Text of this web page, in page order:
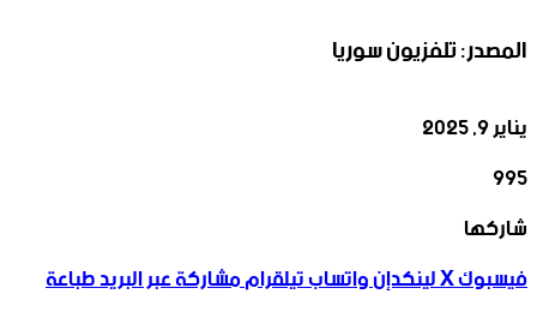
المصدر: تلفزيون سوريا
يناير 9, 2025
995
فيسبوك
‫X
لينكدإن
واتساب
تيلقرام
شاركها
فيسبوك‫Xلينكدإنواتسابتيلقراممشاركة عبر البريدطباعة